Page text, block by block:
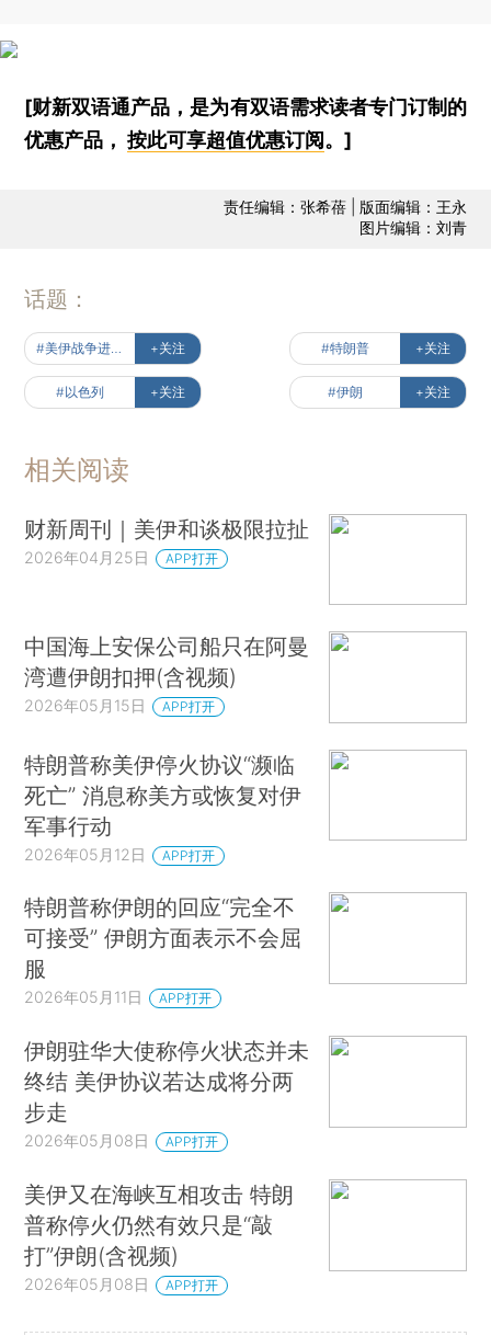
[财新双语通产品，是为有双语需求读者专门订制的
优惠产品，按此可享超值优惠订阅 。]
责任编辑：张希蓓 | 版面编辑：王永
图片编辑：刘青
话题：
+关注 #特朗普 +关注
#以色列 +关注 #伊朗 +关注
相关阅读
财新周刊｜美伊和谈极限拉扯
2026年04月25日 APP打开
中国海上安保公司船只在阿曼
湾遭伊朗扣押(含视频)
2026年05月15日 APP打开
特朗普称美伊停火协议“濒临
死亡” 消息称美方或恢复对伊
军事行动
2026年05月12日 APP打开
特朗普称伊朗的回应“完全不
可接受” 伊朗方面表示不会屈
服
2026年05月11日 APP打开
伊朗驻华大使称停火状态并未
终结 美伊协议若达成将分两
步走
2026年05月08日 APP打开
美伊又在海峡互相攻击 特朗
普称停火仍然有效只是“敲
打”伊朗(含视频)
2026年05月08日 APP打开